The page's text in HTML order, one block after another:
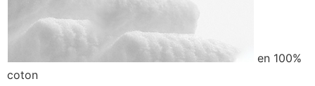
en 100%
coton